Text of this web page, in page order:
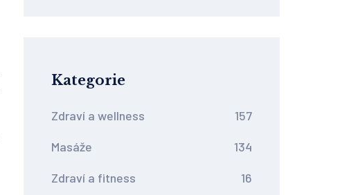
Kategorie
Zdraví a wellness 157
Masáže 134
Zdraví a fitness 16